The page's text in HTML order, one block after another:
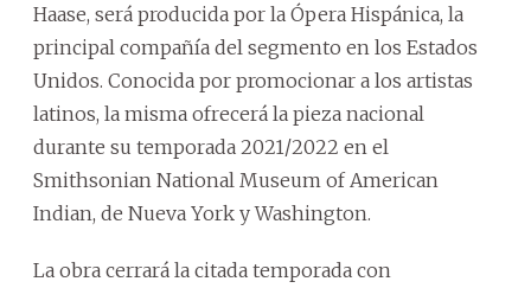
Haase, será producida por la Ópera Hispánica, la
principal compañía del segmento en los Estados
Unidos. Conocida por promocionar a los artistas
latinos, la misma ofrecerá la pieza nacional
durante su temporada 2021/2022 en el
Smithsonian National Museum of American
Indian, de Nueva York y Washington.
La obra cerrará la citada temporada con